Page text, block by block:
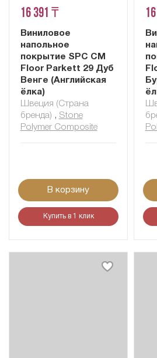
16 391 ₸
Виниловое
напольное
покрытие SPC CM
Floor Parkett 29 Дуб
Венге (Английская
ёлка)
Швеция (Страна
бренда) , Stone
Polymer Composite
В корзину
Купить в 1 клик